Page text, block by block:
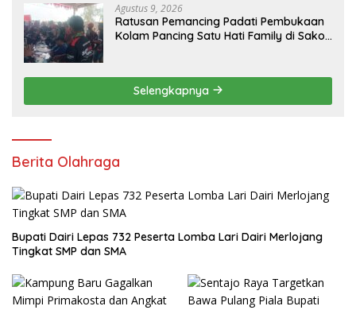
Agustus 9, 2026
Ratusan Pemancing Padati Pembukaan
Kolam Pancing Satu Hati Family di Sako
Selengkapnya
Berita Olahraga
Bupati Dairi Lepas 732 Peserta Lomba Lari Dairi Merlojang
Tingkat SMP dan SMA